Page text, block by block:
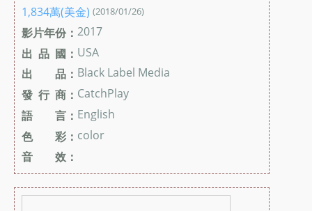
1,834萬(美金) (2018/01/26)
影片年份： 2017
出 品 國： USA
出 品： Black Label Media
發 行 商： CatchPlay
語 言： English
色 彩： color
音 效：